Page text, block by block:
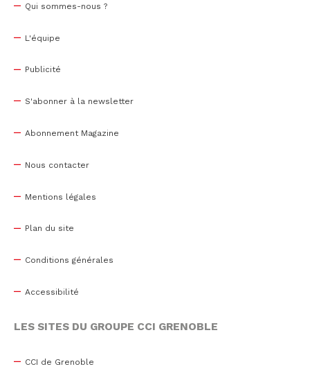
Qui sommes-nous ?
L'équipe
Publicité
S'abonner à la newsletter
Abonnement Magazine
Nous contacter
Mentions légales
Plan du site
Conditions générales
Accessibilité
LES SITES DU GROUPE CCI GRENOBLE
CCI de Grenoble